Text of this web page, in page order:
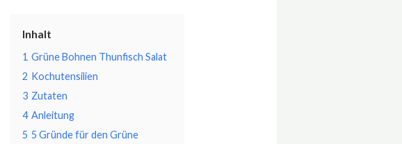
Inhalt
1 Grüne Bohnen Thunfisch Salat
2 Kochutensilien
3 Zutaten
4 Anleitung
5 5 Gründe für den Grüne